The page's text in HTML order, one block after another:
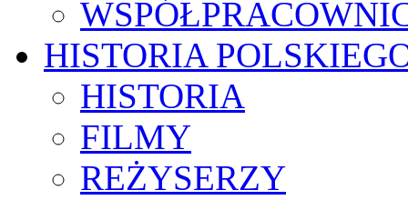
HISTORIA
HISTORIA
FILMY
REŻYSERZY